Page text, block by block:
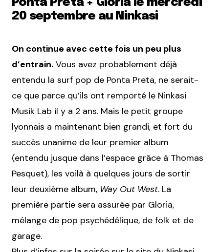
Ponta Preta + Gloria le mercredi
20 septembre au Ninkasi
On continue avec cette fois un peu plus
d’entrain. Vous avez probablement déjà
entendu la surf pop de Ponta Preta, ne serait-
ce que parce qu’ils ont remporté le Ninkasi
Musik Lab il y a 2 ans. Mais le petit groupe
lyonnais a maintenant bien grandi, et fort du
succès unanime de leur premier album
(entendu jusque dans l’espace grâce à Thomas
Pesquet), les voilà à quelques jours de sortir
leur deuxième album, Way Out West. La
première partie sera assurée par Gloria,
mélange de pop psychédélique, de folk et de
garage.